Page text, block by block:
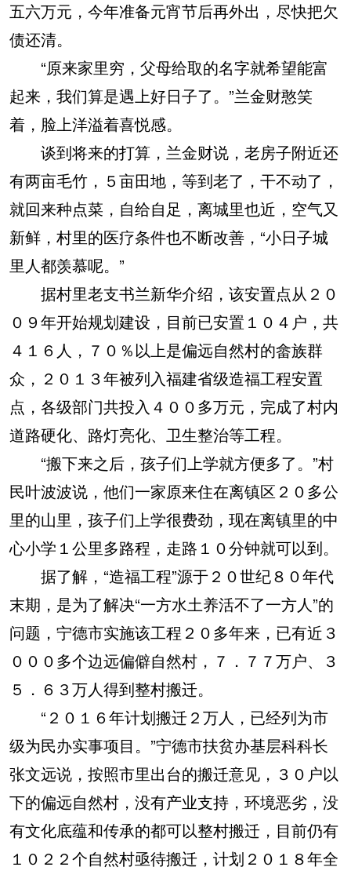
五六万元，今年准备元宵节后再外出，尽快把欠
债还清。
“原来家里穷，父母给取的名字就希望能富
起来，我们算是遇上好日子了。”兰金财憨笑
着，脸上洋溢着喜悦感。
谈到将来的打算，兰金财说，老房子附近还
有两亩毛竹，５亩田地，等到老了，干不动了，
就回来种点菜，自给自足，离城里也近，空气又
新鲜，村里的医疗条件也不断改善，“小日子城
里人都羡慕呢。”
据村里老支书兰新华介绍，该安置点从２０
０９年开始规划建设，目前已安置１０４户，共
４１６人，７０％以上是偏远自然村的畲族群
众，２０１３年被列入福建省级造福工程安置
点，各级部门共投入４００多万元，完成了村内
道路硬化、路灯亮化、卫生整治等工程。
“搬下来之后，孩子们上学就方便多了。”村
民叶波波说，他们一家原来住在离镇区２０多公
里的山里，孩子们上学很费劲，现在离镇里的中
心小学１公里多路程，走路１０分钟就可以到。
据了解，“造福工程”源于２０世纪８０年代
末期，是为了解决“一方水土养活不了一方人”的
问题，宁德市实施该工程２０多年来，已有近３
０００多个边远偏僻自然村，７．７７万户、３
５．６３万人得到整村搬迁。
“２０１６年计划搬迁２万人，已经列为市
级为民办实事项目。”宁德市扶贫办基层科科长
张文远说，按照市里出台的搬迁意见，３０户以
下的偏远自然村，没有产业支持，环境恶劣，没
有文化底蕴和传承的都可以整村搬迁，目前仍有
１０２２个自然村亟待搬迁，计划２０１８年全